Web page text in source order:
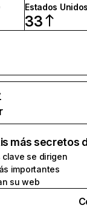
Estados
33
más secretos
clave se dirigen
importantes
su web